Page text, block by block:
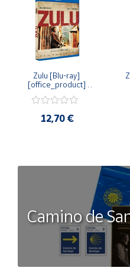
Zulu [Blu-ray]
[office_product]
12,70 €
Camino de